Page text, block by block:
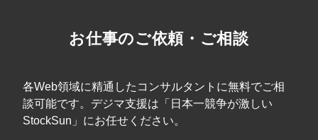
お仕事のご依頼・ご相談
各Web領域に精通したコンサルタントに無料でご相
談可能です。デジマ支援は「日本一競争が激しい
StockSun」にお任せください。